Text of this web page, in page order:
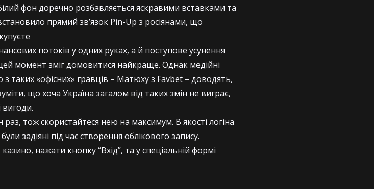
фон доречно розбавляється яскравими вставками та
прямий зв’язок Pin-Up з росіянами, що
потоків у одних руках, а й поступове усунення
момент зміг домовитися найкраще. Однак медійні
таких «офісних» гравців – Матюху з Favbet – доводять,
що хоча Україна загалом від таких змін не виграє,
вигоди.
тож скористайтеся нею на максимум. В якості логіна
задіяні під час створення облікового запису.
нажати кнопку “Вхід”, та у спеціальній формі